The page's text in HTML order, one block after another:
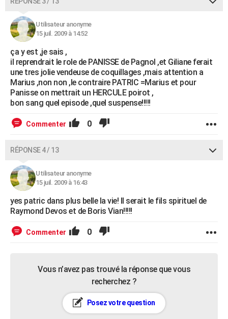
Utilisateur anonyme
15 juil. 2009 à 14:52
ça y est ,je sais ,
il reprendrait le role de PANISSE de Pagnol ,et Giliane ferait
une tres jolie vendeuse de coquillages ,mais attention a
Marius ,non non ,le contraire PATRIC =Marius et pour
Panisse on mettrait un HERCULE poirot ,
bon sang quel episode ,quel suspense!!!!!
Commenter 0
RÉPONSE 4 / 13
Utilisateur anonyme
15 juil. 2009 à 16:43
yes patric dans plus belle la vie! Il serait le fils spirituel de
Raymond Devos et de Boris Vian!!!!!
Commenter 0
Vous n’avez pas trouvé la réponse que vous
recherchez ?
Posez votre question